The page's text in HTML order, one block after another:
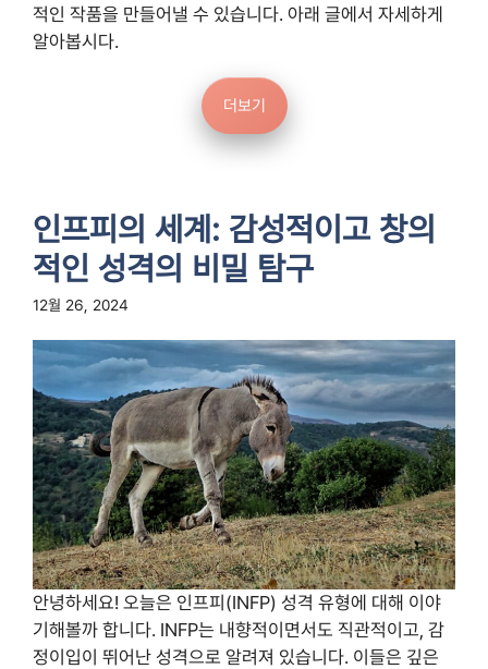
적인 작품을 만들어낼 수 있습니다. 아래 글에서 자세하게
알아봅시다.
더보기
인프피의 세계: 감성적이고 창의
적인 성격의 비밀 탐구
12월 26, 2024
안녕하세요! 오늘은 인프피(INFP) 성격 유형에 대해 이야
기해볼까 합니다. INFP는 내향적이면서도 직관적이고, 감
정이입이 뛰어난 성격으로 알려져 있습니다. 이들은 깊은